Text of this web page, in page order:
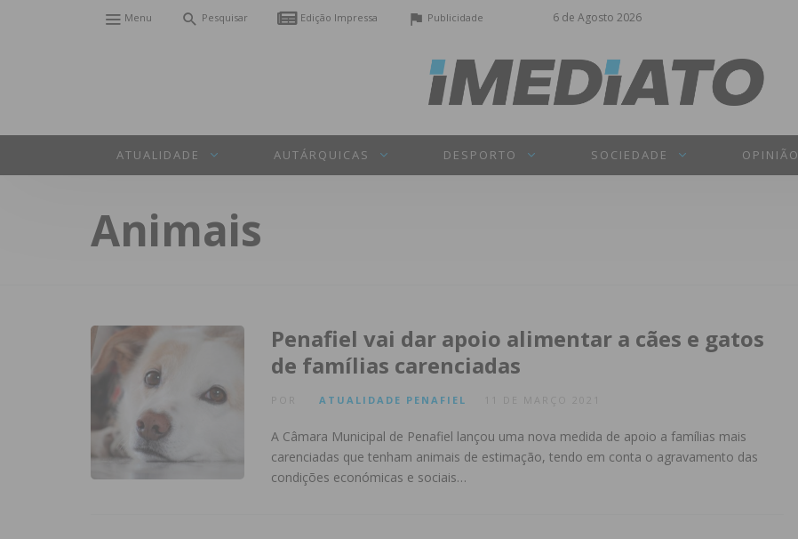
6 de Agosto 2026
Menu Pesquisar Edição Impressa Publicidade
ATUALIDADE AUTÁRQUICAS DESPORTO SOCIEDADE OPINIÃO
Animais
Penafiel vai dar apoio alimentar a cães e gatos
de famílias carenciadas
ATUALIDADE PENAFIEL 11 DE MARÇO 2021
A Câmara Municipal de Penafiel lançou uma nova medida de apoio a famílias mais
carenciadas que tenham animais de estimação, tendo em conta o agravamento das
condições económicas e sociais…